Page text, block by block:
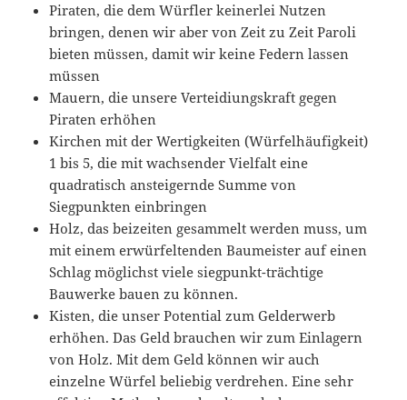
Piraten, die dem Würfler keinerlei Nutzen
bringen, denen wir aber von Zeit zu Zeit Paroli
bieten müssen, damit wir keine Federn lassen
müssen
Mauern, die unsere Verteidiungskraft gegen
Piraten erhöhen
Kirchen mit der Wertigkeiten (Würfelhäufigkeit)
1 bis 5, die mit wachsender Vielfalt eine
quadratisch ansteigernde Summe von
Siegpunkten einbringen
Holz, das beizeiten gesammelt werden muss, um
mit einem erwürfeltenden Baumeister auf einen
Schlag möglichst viele siegpunkt-trächtige
Bauwerke bauen zu können.
Kisten, die unser Potential zum Gelderwerb
erhöhen. Das Geld brauchen wir zum Einlagern
von Holz. Mit dem Geld können wir auch
einzelne Würfel beliebig verdrehen. Eine sehr